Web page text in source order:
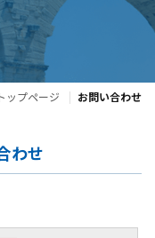
トップページ お問い合わせ
わせ